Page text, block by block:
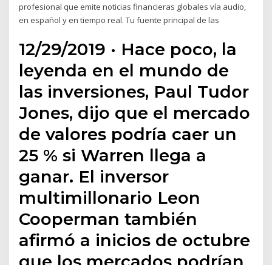
profesional que emite noticias financieras globales vía audio,
en español y en tiempo real. Tu fuente principal de las
12/29/2019 · Hace poco, la
leyenda en el mundo de
las inversiones, Paul Tudor
Jones, dijo que el mercado
de valores podría caer un
25 % si Warren llega a
ganar. El inversor
multimillonario Leon
Cooperman también
afirmó a inicios de octubre